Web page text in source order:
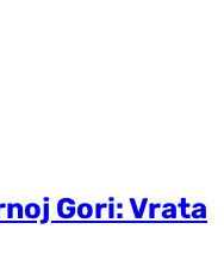
Gori: Vrata